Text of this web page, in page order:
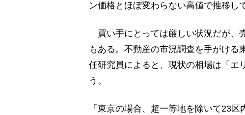
ン価格とほぼ変わらない高値で推移し
買い手にとっては厳しい状況だが、
もある。不動産の市況調査を手がける
任研究員によると、現状の相場は「エ
う。
「東京の場合、超一等地を除いて23